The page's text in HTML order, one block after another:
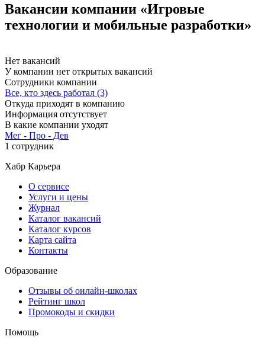
Вакансии компании «Игровые
технологии и мобильные разработки»
Нет вакансий
У компании нет открытых вакансий
Сотрудники компании
Все, кто здесь работал (3)
Откуда приходят в компанию
Информация отсутствует
В какие компании уходят
Мег - Про - Дев
1 сотрудник
Хабр Карьера
О сервисе
Услуги и цены
Журнал
Каталог вакансий
Каталог курсов
Карта сайта
Контакты
Образование
Отзывы об онлайн-школах
Рейтинг школ
Промокоды и скидки
Помощь